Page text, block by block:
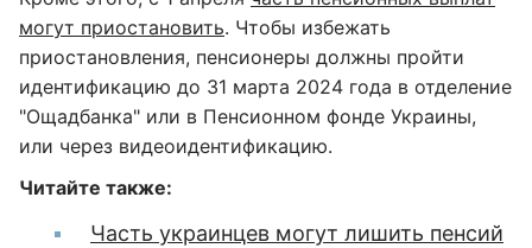
могут приостановить. Чтобы избежать
приостановления, пенсионеры должны пройти
идентификацию до 31 марта 2024 года в отделение
"Ощадбанка" или в Пенсионном фонде Украины,
или через видеоидентификацию.
Читайте также:
Часть украинцев могут лишить пенсий